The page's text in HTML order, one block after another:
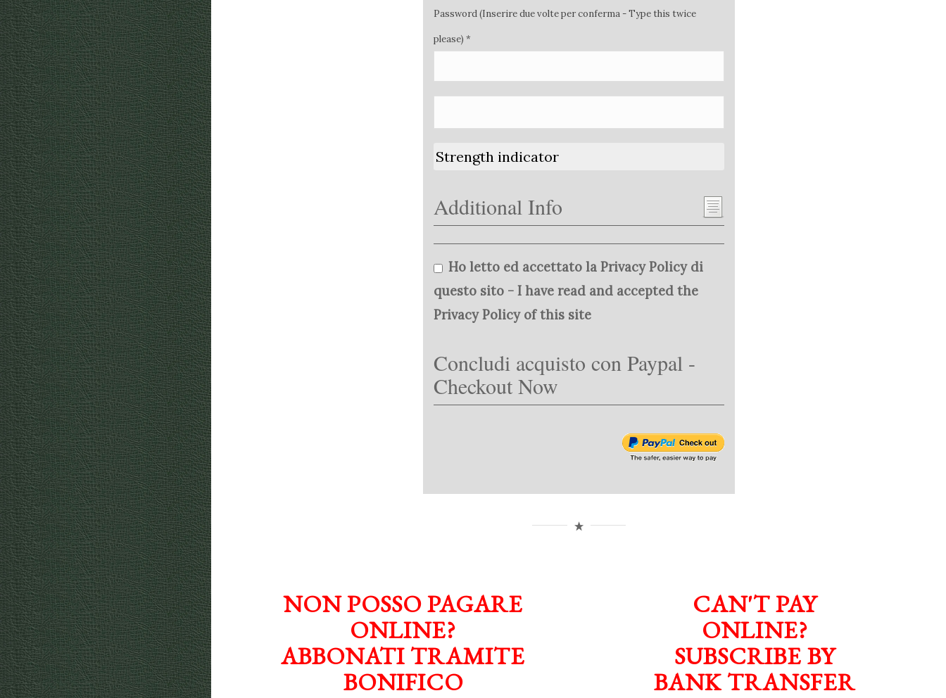
Password (Inserire due volte per conferma - Type this twice
please) *
Strength indicator
Additional Info
Ho letto ed accettato la Privacy Policy di
questo sito - I have read and accepted the
Privacy Policy of this site
Concludi acquisto con Paypal -
Checkout Now
NON POSSO PAGARE
ONLINE?
ABBONATI TRAMITE
BONIFICO
CAN'T PAY
ONLINE?
SUBSCRIBE BY
BANK TRANSFER